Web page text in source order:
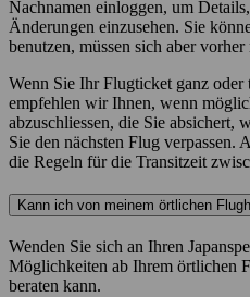
Nachnamen einloggen, um
Änderungen einzusehen. Sie
benutzen, müssen sich aber vorher
Wenn Sie Ihr Flugticket ganz oder
empfehlen wir Ihnen, wenn
abzuschliessen, die Sie absichert,
Sie den nächsten Flug verpassen.
die Regeln für die Transitzeit
Kann ich von meinem örtlichen
Wenden Sie sich an Ihren
Möglichkeiten ab Ihrem örtlichen
beraten kann.